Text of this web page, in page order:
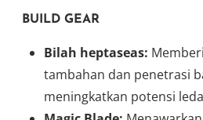
BUILD GEAR
Bilah heptaseas:
tambahan dan penetrasi
meningkatkan potensi